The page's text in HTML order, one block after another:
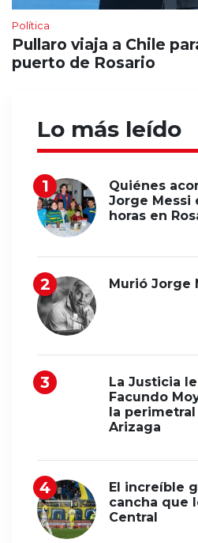
Política
Pullaro viaja a Chile
puerto de Rosario
Lo más leído
Quiénes
Jorge Messi
horas en
Murió Jorge
La Justicia
Facundo
la
Arizaga
El increíble
cancha que
Central